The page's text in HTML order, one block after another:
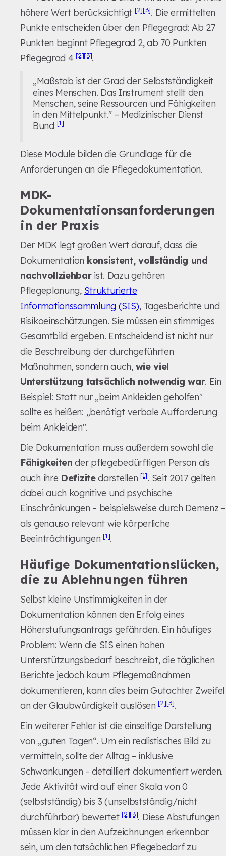
höhere Wert berücksichtigt [2][3]. Die ermittelten
Punkte entscheiden über den Pflegegrad: Ab 27
Punkten beginnt Pflegegrad 2, ab 70 Punkten
Pflegegrad 4[2][3].
„Maßstab ist der Grad der Selbstständigkeit
eines Menschen. Das Instrument stellt den
Menschen, seine Ressourcen und Fähigkeiten
in den Mittelpunkt." – Medizinischer Dienst
Bund [1]
Diese Module bilden die Grundlage für die
Anforderungen an die Pflegedokumentation.
MDK-
Dokumentationsanforderungen
in der Praxis
Der MDK legt großen Wert darauf, dass die
Dokumentation konsistent, vollständig und
nachvollziehbarist. Dazu gehören
Pflegeplanung, Strukturierte
Informationssammlung (SIS), Tagesberichte und
Risikoeinschätzungen. Sie müssen ein stimmiges
Gesamtbild ergeben. Entscheidend ist nicht nur
die Beschreibung der durchgeführten
Maßnahmen, sondern auch, wie viel
Unterstützung tatsächlich notwendig war. Ein
Beispiel: Statt nur „beim Ankleiden geholfen"
sollte es heißen: „benötigt verbale Aufforderung
beim Ankleiden".
Die Dokumentation muss außerdem sowohl die
Fähigkeiten der pflegebedürftigen Person als
auch ihre Defizitedarstellen[1]. Seit 2017 gelten
dabei auch kognitive und psychische
Einschränkungen – beispielsweise durch Demenz –
als genauso relevant wie körperliche
Beeinträchtigungen[1].
Häufige Dokumentationslücken,
die zu Ablehnungen führen
Selbst kleine Unstimmigkeiten in der
Dokumentation können den Erfolg eines
Höherstufungsantrags gefährden. Ein häufiges
Problem: Wenn die SIS einen hohen
Unterstützungsbedarf beschreibt, die täglichen
Berichte jedoch kaum Pflegemaßnahmen
dokumentieren, kann dies beim Gutachter Zweifel
an der Glaubwürdigkeit auslösen[2][3].
Ein weiterer Fehler ist die einseitige Darstellung
von „guten Tagen“. Um ein realistisches Bild zu
vermitteln, sollte der Alltag – inklusive
Schwankungen – detailliert dokumentiert werden.
Jede Aktivität wird auf einer Skala von 0
(selbstständig) bis 3 (unselbstständig/nicht
durchführbar) bewertet[2][3]. Diese Abstufungen
müssen klar in den Aufzeichnungen erkennbar
sein, um den tatsächlichen Pflegebedarf zu